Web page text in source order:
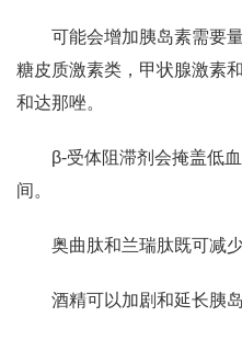
可能会增加胰岛素需要
糖皮质激素类，甲状腺激素
和达那唑。
β-受体阻滞剂会掩盖低
间。
奥曲肽和兰瑞肽既可减
酒精可以加剧和延长胰